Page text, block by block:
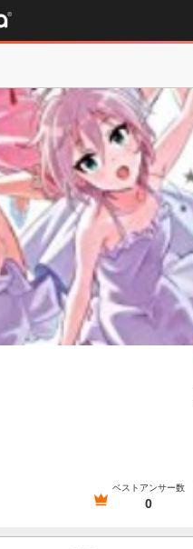
ベストアンサー数
0